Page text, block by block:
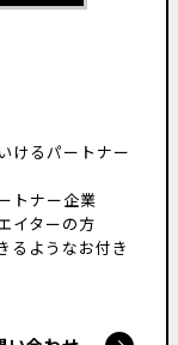
けるパートナー
トナー企業
イターの方
るようなお付き